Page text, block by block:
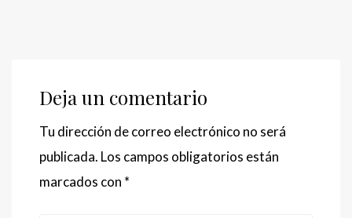
Deja un comentario
Tu dirección de correo electrónico no será
publicada. Los campos obligatorios están
marcados con *